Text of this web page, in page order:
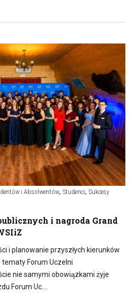
i Absolwentów, Studenci, Sukcesy
i nagroda Grand
i planowanie przyszłych kierunków
Forum Uczelni
nie samymi obowiązkami żyje
Forum Uc….